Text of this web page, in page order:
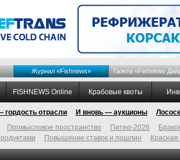
Журнал «Fishnews» Газета «Fishnews
FISHNEWS Online Крабовые квоты
гордость отрасли И вновь — аукционы
Промысловое пространство Питер-2026
Повышение ставок и пошлин